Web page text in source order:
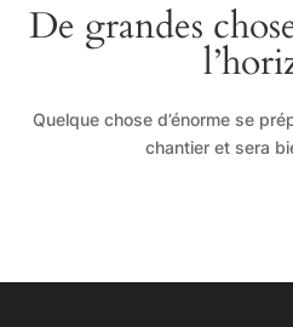
De grandes
Quelque chose d’énorme se
chantier et sera